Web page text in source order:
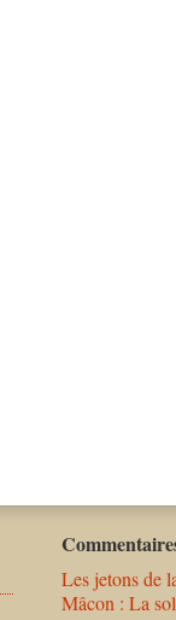
Les jetons de
Mâcon : La